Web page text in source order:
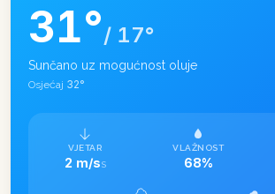
31°/ 17°
Sunčano uz mogućnost oluje
Osjećaj 32°
VJETAR
2 m/sS
VLAŽNOST
68%